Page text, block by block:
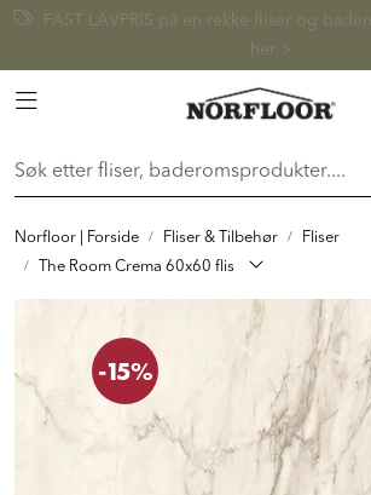
Skip to main content
FAST LAVPRIS på en rekke fliser og
her >
Toggle navigation
Norfloor | Forside Fliser & Tilbehør
Fliser
The Room Crema 60x60 flis
-15%
FLISER & TILBEHØR
BADEROM
INTERIØR
INSPIRASJON
Lenker